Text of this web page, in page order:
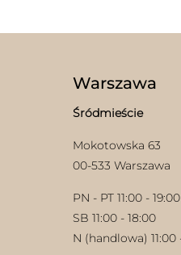
na
produktu
Warszawa
Śródmieście
Mokotowska 63
00-533 Warszawa
PN - PT 11:00 - 19:00
SB 11:00 - 18:00
N (handlowa) 11:00